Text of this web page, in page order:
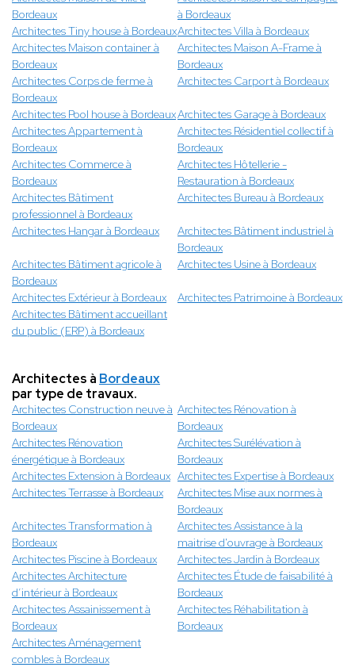
Bordeaux
à Bordeaux
Architectes Tiny house à BordeauxArchitectes Villa à Bordeaux
Architectes Maison container à
Bordeaux
Architectes Maison A-Frame à
Bordeaux
Architectes Corps de ferme à
Bordeaux
Architectes Carport à Bordeaux
Architectes Pool house à BordeauxArchitectes Garage à Bordeaux
Architectes Appartement à
Bordeaux
Architectes Résidentiel collectif à
Bordeaux
Architectes Commerce à
Bordeaux
Architectes Hôtellerie -
Restauration à Bordeaux
Architectes Bâtiment
professionnel à Bordeaux
Architectes Bureau à Bordeaux
Architectes Hangar à Bordeaux
Architectes Bâtiment industriel à
Bordeaux
Architectes Bâtiment agricole à
Bordeaux
Architectes Usine à Bordeaux
Architectes Extérieur à Bordeaux
Architectes Patrimoine à Bordeaux
Architectes Bâtiment accueillant
du public (ERP) à Bordeaux
Architectes à Bordeaux
par type de travaux.
Architectes Construction neuve à
Bordeaux
Architectes Rénovation à
Bordeaux
Architectes Rénovation
énergétique à Bordeaux
Architectes Surélévation à
Bordeaux
Architectes Extension à Bordeaux Architectes Expertise à Bordeaux
Architectes Terrasse à Bordeaux
Architectes Mise aux normes à
Bordeaux
Architectes Transformation à
Bordeaux
Architectes Assistance à la
maitrise d'ouvrage à Bordeaux
Architectes Piscine à Bordeaux
Architectes Jardin à Bordeaux
Architectes Architecture
d’intérieur à Bordeaux
Architectes Étude de faisabilité à
Bordeaux
Architectes Assainissement à
Bordeaux
Architectes Réhabilitation à
Bordeaux
Architectes Aménagement
combles à Bordeaux